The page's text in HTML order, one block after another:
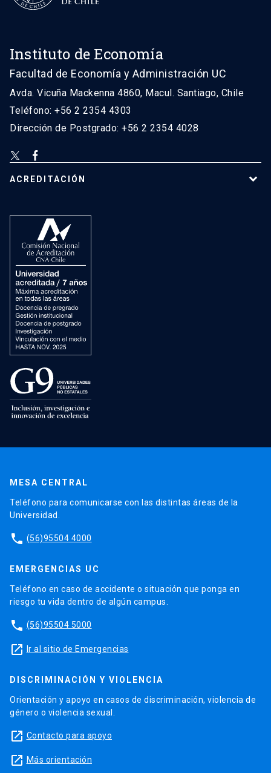
Instituto de Economía
Facultad de Economía y Administración UC
Avda. Vicuña Mackenna 4860, Macul. Santiago, Chile
Teléfono: +56 2 2354 4303
Dirección de Postgrado: +56 2 2354 4028
ACREDITACIÓN
MESA CENTRAL
Teléfono para comunicarse con las distintas áreas de la
Universidad.
phone (56)95504 4000
EMERGENCIAS UC
Teléfono en caso de accidente o situación que ponga en
riesgo tu vida dentro de algún campus.
phone (56)95504 5000
launch Ir al sitio de Emergencias
DISCRIMINACIÓN Y VIOLENCIA
Orientación y apoyo en casos de discriminación, violencia de
género o violencia sexual.
launch Contacto para apoyo
launch Más orientación